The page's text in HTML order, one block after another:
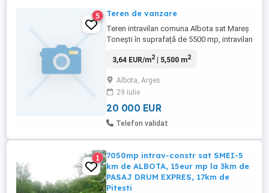
5 Teren de vanzare
Teren intravilan comuna Albota sat Mareș
Tonești în suprafață de 5500 mp, intravilan
3,64 EUR/m2| 5,500 m2
Albota, Arges
29 iulie
20 000 EUR
Telefon validat
1
7050mp intrav-constr sat SMEI-5
km de ALBOTA, 15eur mp la 3km de
PASAJ DRUM EXPRES, 17km de
Pitesti